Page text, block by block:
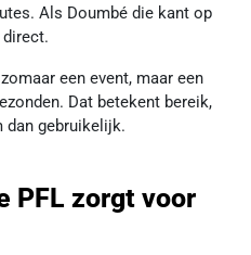
Als Doumbé die kant op
een event, maar een
Dat betekent bereik,
dan gebruikelijk.
PFL zorgt voor